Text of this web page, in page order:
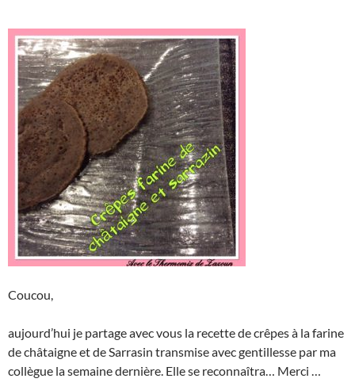
Coucou,
aujourd’hui je partage avec vous la recette de crêpes à la farine
de châtaigne et de Sarrasin transmise avec gentillesse par ma
collègue la semaine dernière. Elle se reconnaîtra… Merci …